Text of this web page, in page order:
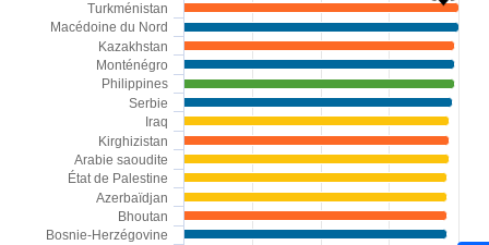
Bar chart with 113 bars.
The chart has 1 X axis displaying categories.
The chart has 1 Y axis displaying Proportion de la
Turkménistan
Macédoine du Nord
Kazakhstan
Monténégro
Philippines
Serbie
Iraq
Kirghizistan
Arabie saoudite
État de Palestine
Azerbaïdjan
Bhoutan
Bosnie-Herzégovine